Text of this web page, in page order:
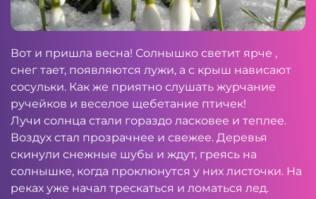
Вот и пришла весна! Солнышко светит ярче ,
снег тает, появляются лужи, а с крыш нависают
сосульки. Как же приятно слушать журчание
ручейков и веселое щебетание птичек!
Лучи солнца стали гораздо ласковее и теплее.
Воздух стал прозрачнее и свежее. Деревья
скинули снежные шубы и ждут, греясь на
солнышке, когда проклюнутся у них листочки. На
реках уже начал трескаться и ломаться лед.